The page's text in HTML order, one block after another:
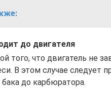
до двигателя
того, что двигатель не
В этом случае следует
до карбюратора.